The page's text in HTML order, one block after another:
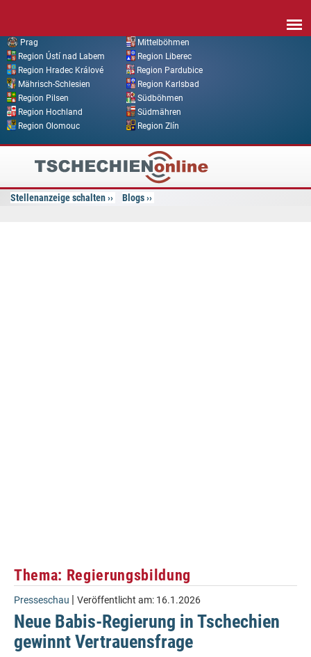
Prag
Mittelböhmen
Region Ústí nad Labem
Region Liberec
Region Hradec Králové
Region Pardubice
Mährisch-Schlesien
Region Karlsbad
Region Pilsen
Südböhmen
Region Hochland
Südmähren
Region Olomouc
Region Zlín
Tschechien
Online
Stellenanzeige schalten Blogs
Thema: Regierungsbildung
Presseschau | Veröffentlicht am: 16.1.2026
Neue Babis-Regierung in Tschechien
gewinnt Vertrauensfrage